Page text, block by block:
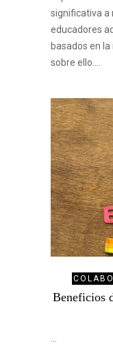
significativa a
educadores
basados en
sobre ello.…
Beneficios